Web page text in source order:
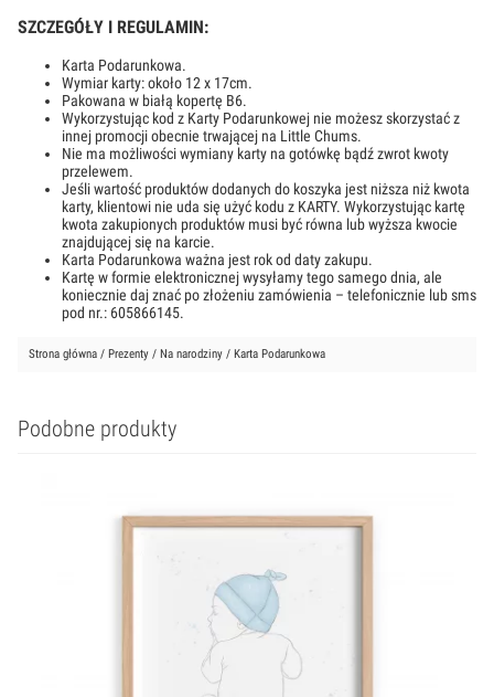
SZCZEGÓŁY I REGULAMIN:
Karta Podarunkowa.
Wymiar karty: około 12 x 17cm.
Pakowana w białą kopertę B6.
Wykorzystując kod z Karty Podarunkowej nie możesz skorzystać z
innej promocji obecnie trwającej na Little Chums.
Nie ma możliwości wymiany karty na gotówkę bądź zwrot kwoty
przelewem.
Jeśli wartość produktów dodanych do koszyka jest niższa niż kwota
karty, klientowi nie uda się użyć kodu z KARTY. Wykorzystując kartę
kwota zakupionych produktów musi być równa lub wyższa kwocie
znajdującej się na karcie.
Karta Podarunkowa ważna jest rok od daty zakupu.
Kartę w formie elektronicznej wysyłamy tego samego dnia, ale
koniecznie daj znać po złożeniu zamówienia – telefonicznie lub sms
pod nr.: 605866145.
Strona główna/ Prezenty/ Na narodziny/ Karta Podarunkowa
Podobne produkty